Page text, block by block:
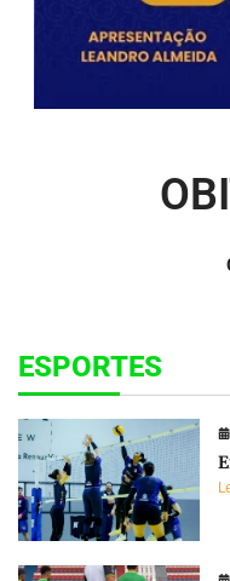
ESPORTES